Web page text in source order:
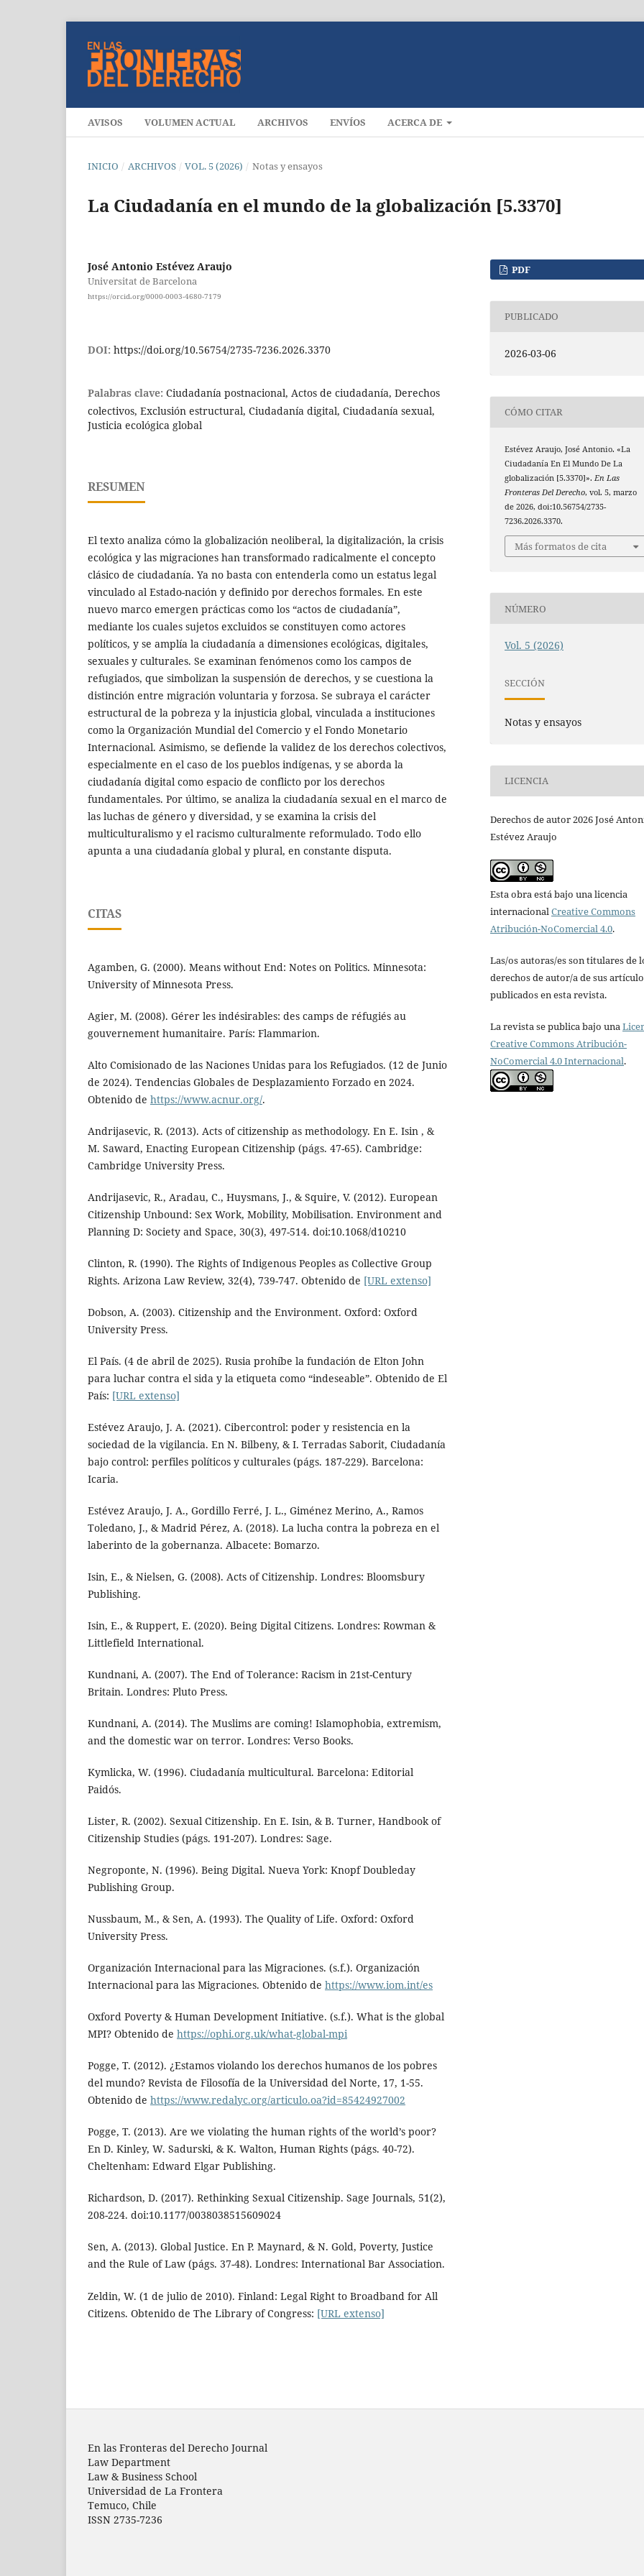
AVISOS VOLUMEN ACTUAL ARCHIVOS ENVÍOS ACERCA DE
INICIO / ARCHIVOS / VOL. 5 (2026) / Notas y ensayos
La Ciudadanía en el mundo de la globalización [5.3370]
José Antonio Estévez Araujo
Universitat de Barcelona
https://orcid.org/0000-0003-4680-7179
DOI: https://doi.org/10.56754/2735-7236.2026.3370
Palabras clave: Ciudadanía postnacional, Actos de ciudadanía, Derechos
colectivos, Exclusión estructural, Ciudadanía digital, Ciudadanía sexual,
Justicia ecológica global
RESUMEN
El texto analiza cómo la globalización neoliberal, la digitalización, la crisis
ecológica y las migraciones han transformado radicalmente el concepto
clásico de ciudadanía. Ya no basta con entenderla como un estatus legal
vinculado al Estado-nación y definido por derechos formales. En este
nuevo marco emergen prácticas como los “actos de ciudadanía”,
mediante los cuales sujetos excluidos se constituyen como actores
políticos, y se amplía la ciudadanía a dimensiones ecológicas, digitales,
sexuales y culturales. Se examinan fenómenos como los campos de
refugiados, que simbolizan la suspensión de derechos, y se cuestiona la
distinción entre migración voluntaria y forzosa. Se subraya el carácter
estructural de la pobreza y la injusticia global, vinculada a instituciones
como la Organización Mundial del Comercio y el Fondo Monetario
Internacional. Asimismo, se defiende la validez de los derechos colectivos,
especialmente en el caso de los pueblos indígenas, y se aborda la
ciudadanía digital como espacio de conflicto por los derechos
fundamentales. Por último, se analiza la ciudadanía sexual en el marco de
las luchas de género y diversidad, y se examina la crisis del
multiculturalismo y el racismo culturalmente reformulado. Todo ello
apunta a una ciudadanía global y plural, en constante disputa.
CITAS
Agamben, G. (2000). Means without End: Notes on Politics. Minnesota:
University of Minnesota Press.
Agier, M. (2008). Gérer les indésirables: des camps de réfugiés au
gouvernement humanitaire. París: Flammarion.
Alto Comisionado de las Naciones Unidas para los Refugiados. (12 de Junio
de 2024). Tendencias Globales de Desplazamiento Forzado en 2024.
Obtenido de https://www.acnur.org/.
Andrijasevic, R. (2013). Acts of citizenship as methodology. En E. Isin , &
M. Saward, Enacting European Citizenship (págs. 47-65). Cambridge:
Cambridge University Press.
Andrijasevic, R., Aradau, C., Huysmans, J., & Squire, V. (2012). European
Citizenship Unbound: Sex Work, Mobility, Mobilisation. Environment and
Planning D: Society and Space, 30(3), 497-514. doi:10.1068/d10210
Clinton, R. (1990). The Rights of Indigenous Peoples as Collective Group
Rights. Arizona Law Review, 32(4), 739-747. Obtenido de [URL extenso]
Dobson, A. (2003). Citizenship and the Environment. Oxford: Oxford
University Press.
El País. (4 de abril de 2025). Rusia prohíbe la fundación de Elton John
para luchar contra el sida y la etiqueta como “indeseable”. Obtenido de El
País: [URL extenso]
Estévez Araujo, J. A. (2021). Cibercontrol: poder y resistencia en la
sociedad de la vigilancia. En N. Bilbeny, & I. Terradas Saborit, Ciudadanía
bajo control: perfiles políticos y culturales (págs. 187-229). Barcelona:
Icaria.
Estévez Araujo, J. A., Gordillo Ferré, J. L., Giménez Merino, A., Ramos
Toledano, J., & Madrid Pérez, A. (2018). La lucha contra la pobreza en el
laberinto de la gobernanza. Albacete: Bomarzo.
Isin, E., & Nielsen, G. (2008). Acts of Citizenship. Londres: Bloomsbury
Publishing.
Isin, E., & Ruppert, E. (2020). Being Digital Citizens. Londres: Rowman &
Littlefield International.
Kundnani, A. (2007). The End of Tolerance: Racism in 21st-Century
Britain. Londres: Pluto Press.
Kundnani, A. (2014). The Muslims are coming! Islamophobia, extremism,
and the domestic war on terror. Londres: Verso Books.
Kymlicka, W. (1996). Ciudadanía multicultural. Barcelona: Editorial
Paidós.
Lister, R. (2002). Sexual Citizenship. En E. Isin, & B. Turner, Handbook of
Citizenship Studies (págs. 191-207). Londres: Sage.
Negroponte, N. (1996). Being Digital. Nueva York: Knopf Doubleday
Publishing Group.
Nussbaum, M., & Sen, A. (1993). The Quality of Life. Oxford: Oxford
University Press.
Organización Internacional para las Migraciones. (s.f.). Organización
Internacional para las Migraciones. Obtenido de https://www.iom.int/es
Oxford Poverty & Human Development Initiative. (s.f.). What is the global
MPI? Obtenido de https://ophi.org.uk/what-global-mpi
Pogge, T. (2012). ¿Estamos violando los derechos humanos de los pobres
del mundo? Revista de Filosofía de la Universidad del Norte, 17, 1-55.
Obtenido de https://www.redalyc.org/articulo.oa?id=85424927002
Pogge, T. (2013). Are we violating the human rights of the world’s poor?
En D. Kinley, W. Sadurski, & K. Walton, Human Rights (págs. 40-72).
Cheltenham: Edward Elgar Publishing.
Richardson, D. (2017). Rethinking Sexual Citizenship. Sage Journals, 51(2),
208-224. doi:10.1177/0038038515609024
Sen, A. (2013). Global Justice. En P. Maynard, & N. Gold, Poverty, Justice
and the Rule of Law (págs. 37-48). Londres: International Bar Association.
Zeldin, W. (1 de julio de 2010). Finland: Legal Right to Broadband for All
Citizens. Obtenido de The Library of Congress: [URL extenso]
PDF
PUBLICADO
2026-03-06
CÓMO CITAR
Estévez Araujo, José Antonio. «La
Ciudadanía En El Mundo De La
globalización [5.3370]».En Las
Fronteras Del Derecho, vol. 5, marzo
de 2026, doi:10.56754/2735-
7236.2026.3370.
Más formatos de cita
NÚMERO
Vol. 5 (2026)
SECCIÓN
Notas y ensayos
LICENCIA
Derechos de autor 2026 José
Estévez Araujo
Esta obra está bajo una licencia
internacional Creative Commons
Atribución-NoComercial 4.0.
Las/os autoras/es son titulares de
derechos de autor/a de sus
publicados en esta revista.
La revista se publica bajo una
Creative Commons Atribución-
NoComercial 4.0 Internacional.
En las Fronteras del Derecho Journal
Law Department
Law & Business School
Universidad de La Frontera
Temuco, Chile
ISSN 2735-7236